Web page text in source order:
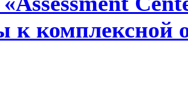
к комплексной